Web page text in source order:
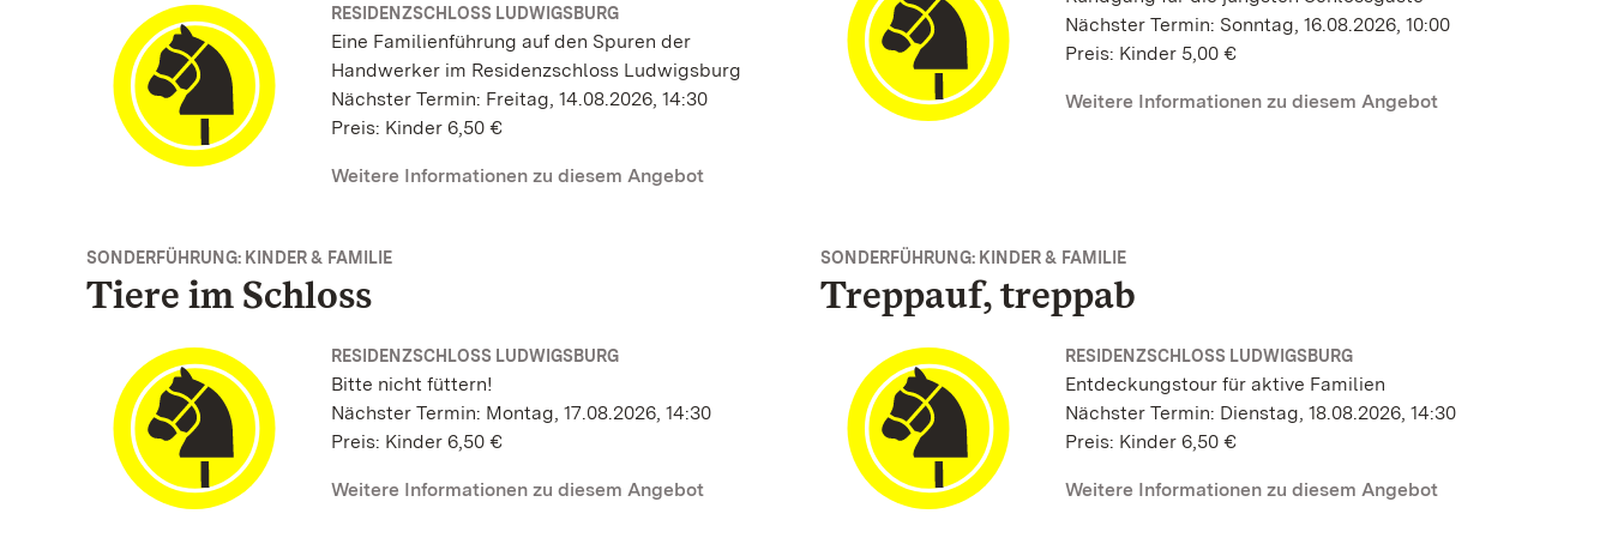
RESIDENZSCHLOSS LUDWIGSBURG
Eine Familienführung auf den Spuren der
Handwerker im Residenzschloss Ludwigsburg
Nächster Termin: Freitag, 14.08.2026, 14:30
Preis: Kinder 6,50 €
Weitere Informationen zu diesem Angebot
Nächster Termin: Sonntag, 16.08.2026, 10:00
Preis: Kinder 5,00 €
Weitere Informationen zu diesem Angebot
SONDERFÜHRUNG: KINDER & FAMILIE
Tiere im Schloss
RESIDENZSCHLOSS LUDWIGSBURG
Bitte nicht füttern!
Nächster Termin: Montag, 17.08.2026, 14:30
Preis: Kinder 6,50 €
Weitere Informationen zu diesem Angebot
SONDERFÜHRUNG: KINDER & FAMILIE
Treppauf, treppab
RESIDENZSCHLOSS LUDWIGSBURG
Entdeckungstour für aktive Familien
Nächster Termin: Dienstag, 18.08.2026, 14:30
Preis: Kinder 6,50 €
Weitere Informationen zu diesem Angebot